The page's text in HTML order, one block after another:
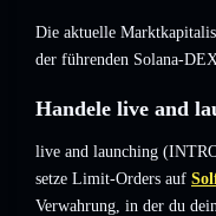
Die aktuelle
der führenden Solana-
Handele live and
live and launching
setze Limit-Orders auf
Verwahrung, in der du